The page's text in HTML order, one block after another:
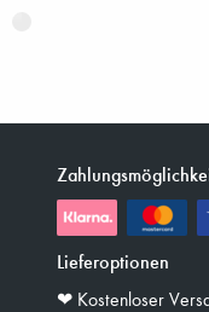
Lieferoptionen
❤︎ Kostenloser